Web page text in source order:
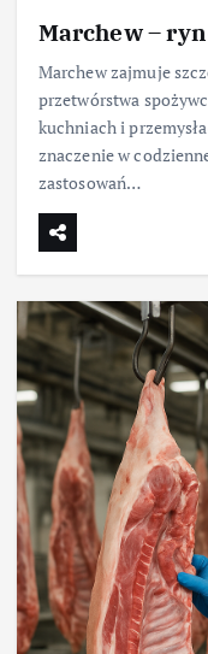
Marchew –
Marchew zajmuje
przetwórstwa
kuchniach i
znaczenie w
zastosowań…